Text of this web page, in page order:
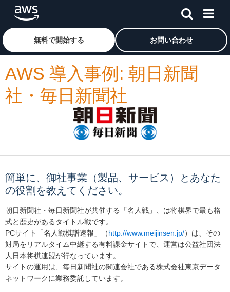
メインコンテンツに移動
アマゾン ウェブ サービスのホームページに戻るには、こ
無料で開始する お問い合わせ
AWS 導入事例: 朝日新聞
社・毎日新聞社
簡単に、御社事業（製品、サービス）とあなた
の役割を教えてください。
朝日新聞社・毎日新聞社が共催する「名人戦」、は将棋界で最も格
式と歴史があるタイトル戦です。
PCサイト「名人戦棋譜速報」（http://www.meijinsen.jp/）は、その
対局をリアルタイム中継する有料課金サイトで、運営は公益社団法
人日本将棋連盟が行なっています。
サイトの運用は、毎日新聞社の関連会社である株式会社東京データ
ネットワークに業務委託しています。